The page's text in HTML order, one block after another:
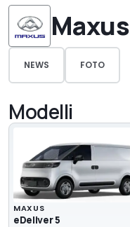
Maxus
NEWS FOTO
Modelli
MAXUS
eDeliver 5